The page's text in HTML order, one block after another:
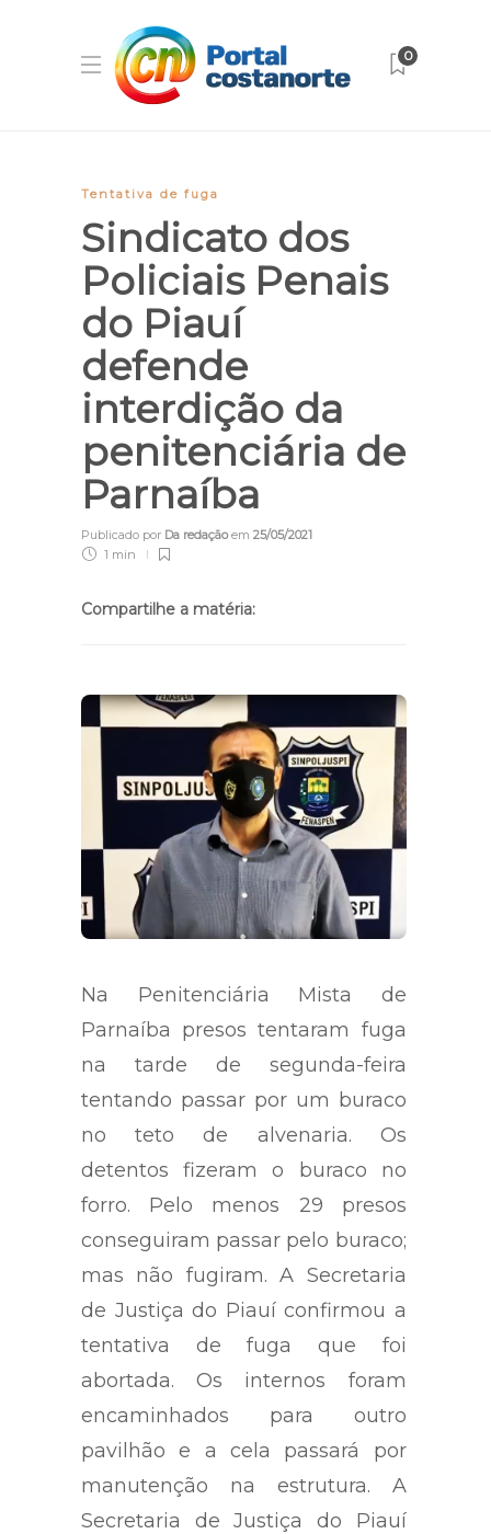
0
Tentativa de fuga
Sindicato dos
Policiais Penais
do Piauí
defende
interdição da
penitenciária de
Parnaíba
Publicado por Da redaçãoem 25/05/2021
1 min
Compartilhe a matéria:
Na Penitenciária Mista de
Parnaíba presos tentaram fuga
na tarde de segunda-feira
tentando passar por um buraco
no teto de alvenaria. Os
detentos fizeram o buraco no
forro. Pelo menos 29 presos
conseguiram passar pelo buraco;
mas não fugiram. A Secretaria
de Justiça do Piauí confirmou a
tentativa de fuga que foi
abortada. Os internos foram
encaminhados para outro
pavilhão e a cela passará por
manutenção na estrutura. A
Secretaria de Justiça do Piauí